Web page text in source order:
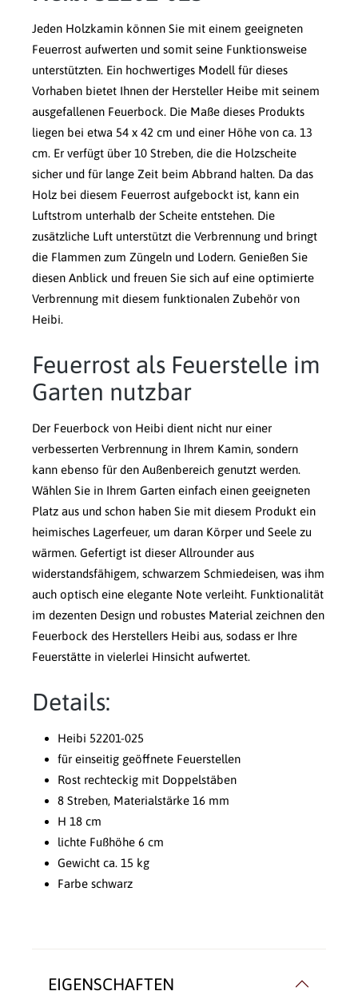
Jeden Holzkamin können Sie mit einem geeigneten
Feuerrost aufwerten und somit seine Funktionsweise
unterstützten. Ein hochwertiges Modell für dieses
Vorhaben bietet Ihnen der Hersteller Heibe mit seinem
ausgefallenen Feuerbock. Die Maße dieses Produkts
liegen bei etwa 54 x 42 cm und einer Höhe von ca. 13
cm. Er verfügt über 10 Streben, die die Holzscheite
sicher und für lange Zeit beim Abbrand halten. Da das
Holz bei diesem Feuerrost aufgebockt ist, kann ein
Luftstrom unterhalb der Scheite entstehen. Die
zusätzliche Luft unterstützt die Verbrennung und bringt
die Flammen zum Züngeln und Lodern. Genießen Sie
diesen Anblick und freuen Sie sich auf eine optimierte
Verbrennung mit diesem funktionalen Zubehör von
Heibi.
Feuerrost als Feuerstelle im
Garten nutzbar
Der Feuerbock von Heibi dient nicht nur einer
verbesserten Verbrennung in Ihrem Kamin, sondern
kann ebenso für den Außenbereich genutzt werden.
Wählen Sie in Ihrem Garten einfach einen geeigneten
Platz aus und schon haben Sie mit diesem Produkt ein
heimisches Lagerfeuer, um daran Körper und Seele zu
wärmen. Gefertigt ist dieser Allrounder aus
widerstandsfähigem, schwarzem Schmiedeisen, was ihm
auch optisch eine elegante Note verleiht. Funktionalität
im dezenten Design und robustes Material zeichnen den
Feuerbock des Herstellers Heibi aus, sodass er Ihre
Feuerstätte in vielerlei Hinsicht aufwertet.
Details:
Heibi 52201-025
für einseitig geöffnete Feuerstellen
Rost rechteckig mit Doppelstäben
8 Streben, Materialstärke 16 mm
H 18 cm
lichte Fußhöhe 6 cm
Gewicht ca. 15 kg
Farbe schwarz
EIGENSCHAFTEN